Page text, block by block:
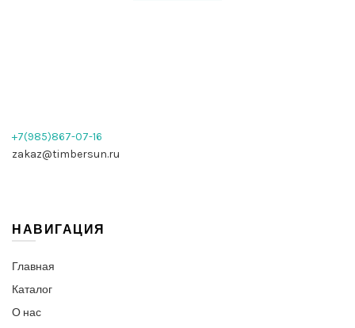
+7(985)867-07-16
zakaz@timbersun.ru
НАВИГАЦИЯ
Главная
Каталог
О нас